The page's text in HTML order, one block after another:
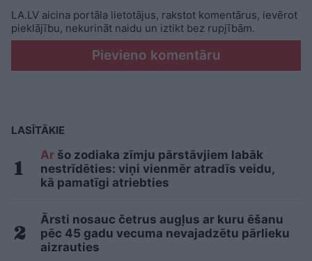
LA.LV aicina portāla lietotājus, rakstot komentārus, ievērot
pieklājību, nekurināt naidu un iztikt bez rupjībām.
Pievieno komentāru
LASĪTĀKIE
Ar šo zodiaka zīmju pārstāvjiem labāk
nestrīdēties: viņi vienmēr atradīs veidu,
kā pamatīgi atriebties
Ārsti nosauc četrus augļus ar kuru ēšanu
pēc 45 gadu vecuma nevajadzētu pārlieku
aizrauties